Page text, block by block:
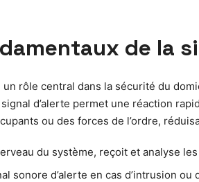
de la
un rôle central dans la sécurité du
signal d’alerte permet une réaction
ou des forces de l’ordre,
du système, reçoit et analyse
sonore d’alerte en cas d’intrusion ou